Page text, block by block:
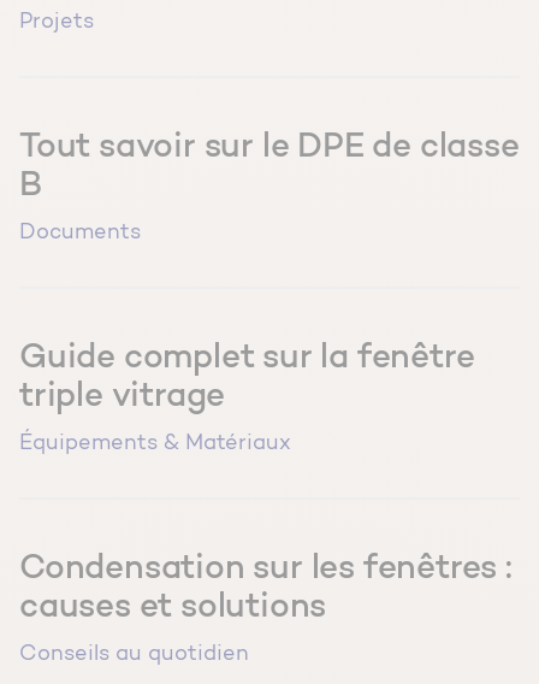
Projets
Tout savoir sur le DPE de classe
B
Documents
Guide complet sur la fenêtre
triple vitrage
Équipements & Matériaux
Condensation sur les fenêtres :
causes et solutions
Conseils au quotidien